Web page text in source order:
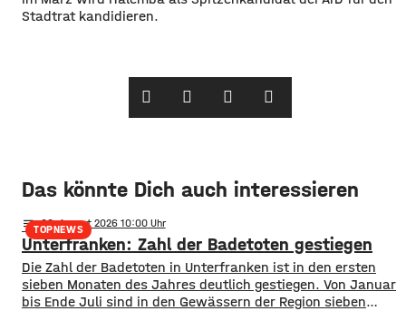
Stadtrat kandidieren. ​
Das könnte Dich auch interessieren
TOPNEWS
notes 06. August 2026 10:00
Unterfranken: Zahl der Badetoten gestiegen
Die Zahl der Badetoten in Unterfranken ist in den ersten
sieben Monaten des Jahres deutlich gestiegen. Von Januar
bis Ende Juli sind in den Gewässern der Region sieben